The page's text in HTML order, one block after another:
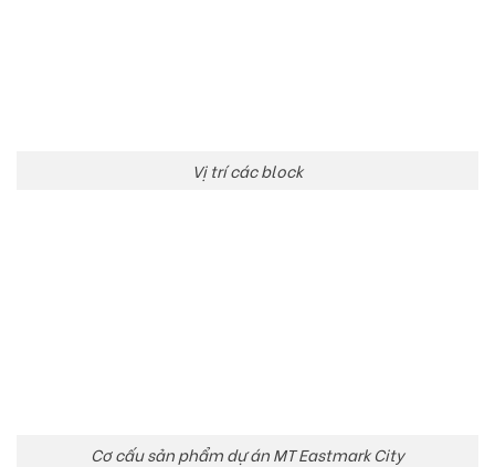
Vị trí các block
Cơ cấu sản phẩm dự án MT Eastmark City